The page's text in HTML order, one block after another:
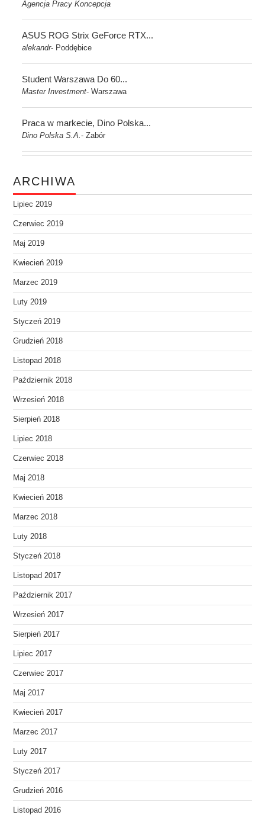
Agencja Pracy Koncepcja
ASUS ROG Strix GeForce RTX...
alekandr- Poddębice
Student Warszawa Do 60...
Master Investment-Warszawa
Praca w markecie, Dino Polska...
Dino Polska S.A.-Zabór
ARCHIWA
Lipiec 2019
Czerwiec 2019
Maj 2019
Kwiecień 2019
Marzec 2019
Luty 2019
Styczeń 2019
Grudzień 2018
Listopad 2018
Październik 2018
Wrzesień 2018
Sierpień 2018
Lipiec 2018
Czerwiec 2018
Maj 2018
Kwiecień 2018
Marzec 2018
Luty 2018
Styczeń 2018
Listopad 2017
Październik 2017
Wrzesień 2017
Sierpień 2017
Lipiec 2017
Czerwiec 2017
Maj 2017
Kwiecień 2017
Marzec 2017
Luty 2017
Styczeń 2017
Grudzień 2016
Listopad 2016